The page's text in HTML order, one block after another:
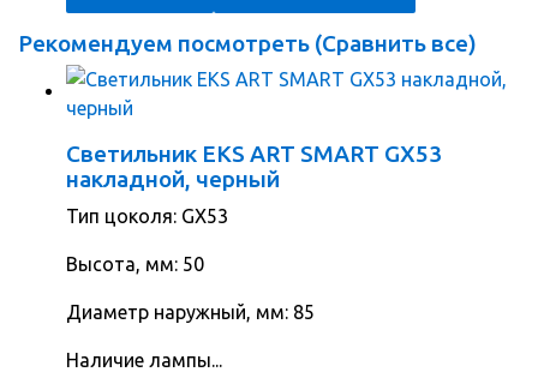
Рекомендуем посмотреть (Сравнить все)
Светильник EKS ART SMART GX53
накладной, черный
Тип цоколя: GX53
Высота, мм: 50
Диаметр наружный, мм: 85
Наличие лампы...